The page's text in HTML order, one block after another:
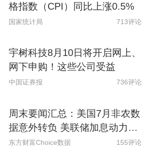
格指数（CPI）同比上涨0.5%
国家统计局 713评论
宇树科技8月10日将开启网上、
网下申购！这些公司受益
中国证券报 736评论
周末要闻汇总：美国7月非农数
据意外转负 美联储加息动力骤
减
东方财富Choice数据 155评论